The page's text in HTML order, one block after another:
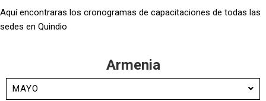
Aquí encontraras los cronogramas de capacitaciones de todas las
sedes en Quindio
Armenia
MAYO